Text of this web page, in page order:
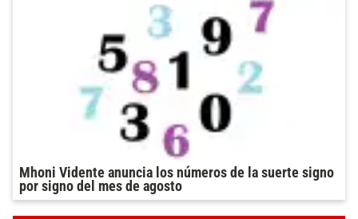
Mhoni Vidente anuncia los números de la suerte signo
por signo del mes de agosto